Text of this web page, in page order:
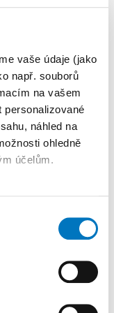
vaše údaje (jako
např. souborů
na vašem
náhled na
ohledně
účelům.
několik metrů
(otisk prstu)
vaše osobní
se bude rok
Velikonoční
s
– tam je to
v květnu v
se
se naskytne